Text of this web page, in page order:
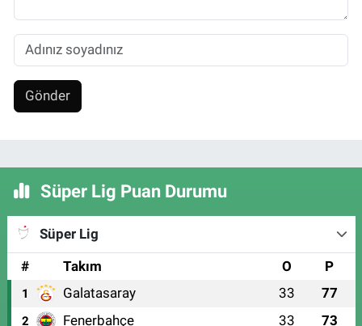
Gönder
Süper Lig Puan Durumu
Süper Lig
#
Takım O P
1 Galatasaray 33 77
2 Fenerbahçe 33 73